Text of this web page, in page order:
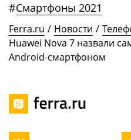
#Смартфоны 2021
Ferra.ru / Новости /
Huawei Nova 7 назвали
Android-смартфоном